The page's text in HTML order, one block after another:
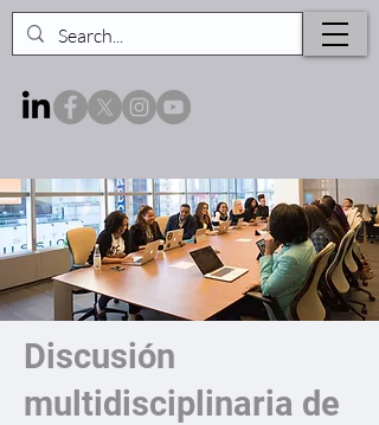
Discusión
multidisciplinaria de